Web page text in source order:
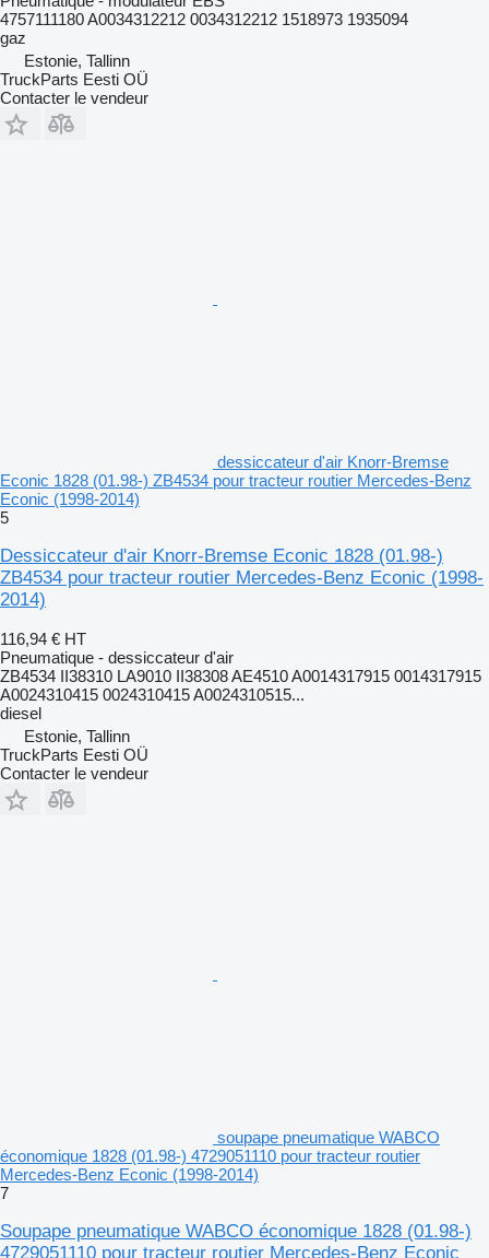
4757111180 A0034312212 0034312212 1518973 1935094
gaz
Estonie, Tallinn
TruckParts Eesti OÜ
Contacter le vendeur
dessiccateur d'air Knorr-Bremse
Econic 1828 (01.98-) ZB4534 pour tracteur routier Mercedes-Benz
Econic (1998-2014)
5
Dessiccateur d'air Knorr-Bremse Econic 1828 (01.98-)
ZB4534 pour tracteur routier Mercedes-Benz Econic (1998-
2014)
116,94 € HT
Pneumatique - dessiccateur d'air
ZB4534 II38310 LA9010 II38308 AE4510 A0014317915 0014317915
A0024310415 0024310415 A0024310515...
diesel
Estonie, Tallinn
TruckParts Eesti OÜ
Contacter le vendeur
soupape pneumatique WABCO
économique 1828 (01.98-) 4729051110 pour tracteur routier
Mercedes-Benz Econic (1998-2014)
7
Soupape pneumatique WABCO économique 1828 (01.98-)
4729051110 pour tracteur routier Mercedes-Benz Econic